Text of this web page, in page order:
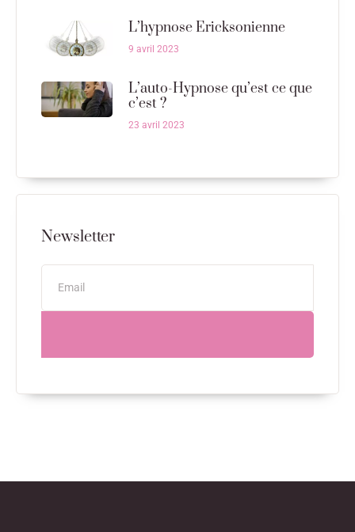
L’hypnose Ericksonienne
9 avril 2023
L’auto-Hypnose qu’est ce que
c’est ?
23 avril 2023
Newsletter